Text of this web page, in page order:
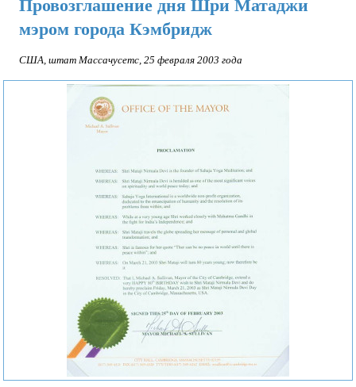
цитаты
Вопросы
и
ответы
поздравления
Воспоминания
Фотографии
Провозглашение дня Шри Матаджи
мэром города Кэмбридж
США, штат Массачусетс, 25 февраля 2003 года